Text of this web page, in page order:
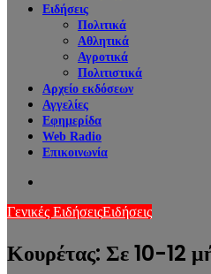
Ειδήσεις
Πολιτικά
Αθλητικά
Αγροτικά
Πολιτιστικά
Αρχείο εκδόσεων
Αγγελίες
Εφημερίδα
Web Radio
Επικοινωνία
Γενικές ΕιδήσειςΕιδήσεις
Κουρέτας: Σε 10-12